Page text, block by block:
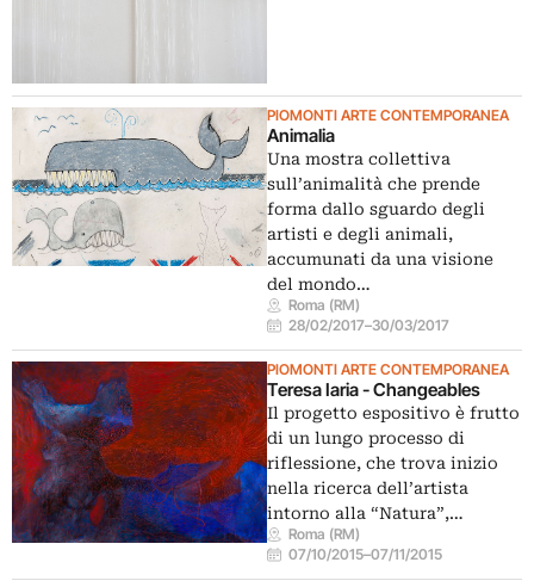
PIOMONTI ARTE CONTEMPORANEA
Animalia
Una mostra collettiva
sull’animalità che prende
forma dallo sguardo degli
artisti e degli animali,
accumunati da una visione
del mondo…
Roma (RM)
28/02/2017–30/03/2017
PIOMONTI ARTE CONTEMPORANEA
Teresa Iaria - Changeables
Il progetto espositivo è frutto
di un lungo processo di
riflessione, che trova inizio
nella ricerca dell’artista
intorno alla “Natura”,…
Roma (RM)
07/10/2015–07/11/2015